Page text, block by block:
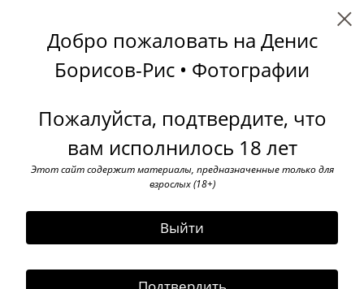
Добро пожаловать на Денис
Борисов-Рис • Фотографии
Пожалуйста, подтвердите, что
вам исполнилось 18 лет
Этот сайт содержит материалы, предназначенные только для
взрослых (18+)
Выйти
Архив Подписаться
← Все записи
Творческая экспедиция
06 ноября 2019